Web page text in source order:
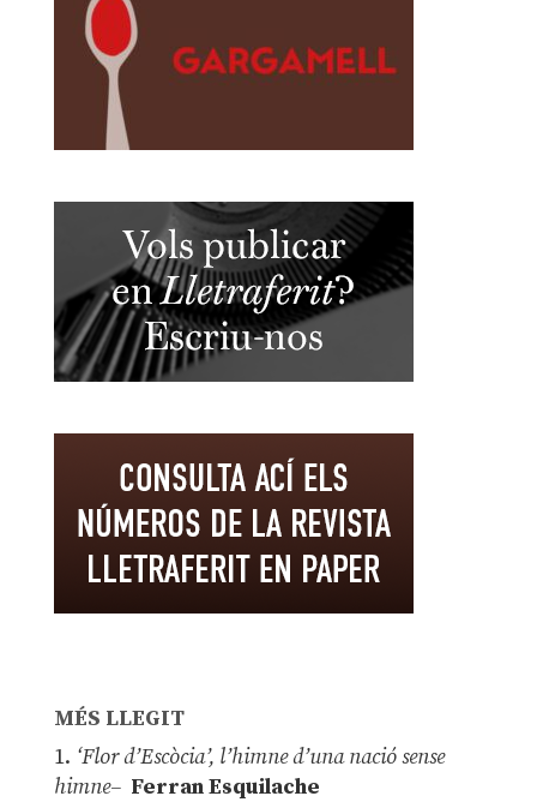
MÉS LLEGIT
1. ‘Flor d’Escòcia’, l’himne d’una nació sense
himne– Ferran Esquilache